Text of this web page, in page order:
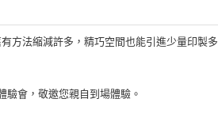
方法縮減許多，精巧空間也能引進少量印製多
會，敬邀您親自到場體驗。